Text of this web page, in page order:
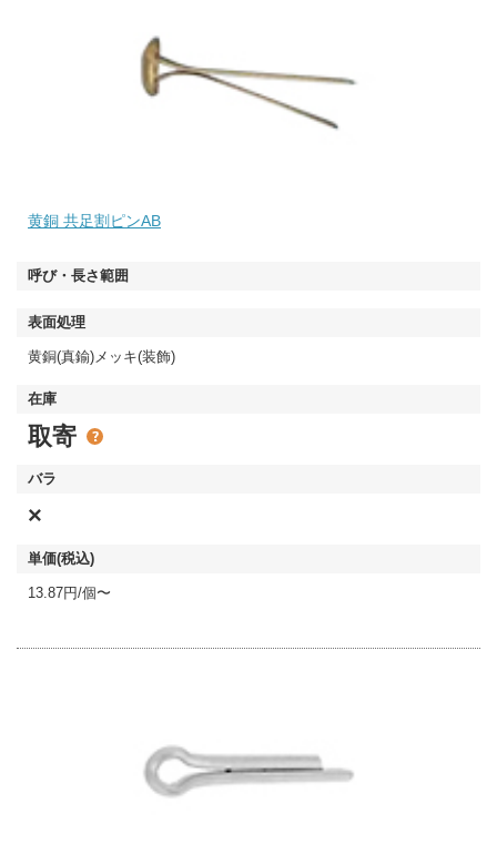
黄銅 共足割ピンAB
黄銅(真鍮)メッキ(装飾)
取寄
×
13.87円/個〜